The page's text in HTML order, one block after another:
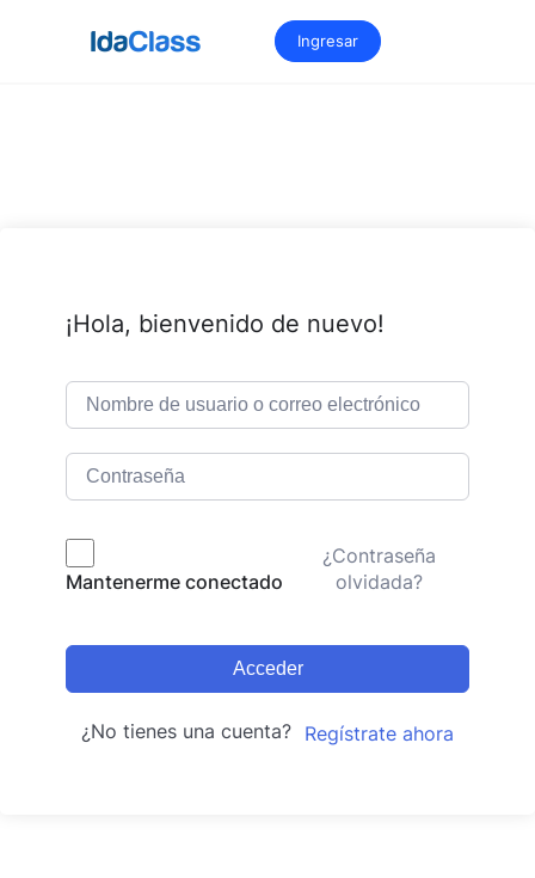
Ingresar
¡Hola, bienvenido de nuevo!
Mantenerme conectado
¿Contraseña
olvidada?
Acceder
¿No tienes una cuenta? Regístrate ahora